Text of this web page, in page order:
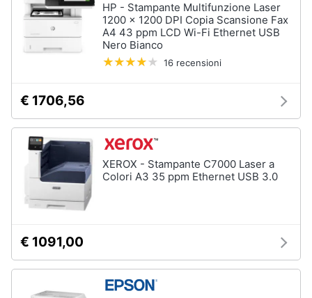
HP - Stampante Multifunzione Laser
1200 x 1200 DPI Copia Scansione Fax
A4 43 ppm LCD Wi-Fi Ethernet USB
Nero Bianco
16 recensioni
€ 1706,56
XEROX - Stampante C7000 Laser a
Colori A3 35 ppm Ethernet USB 3.0
€ 1091,00